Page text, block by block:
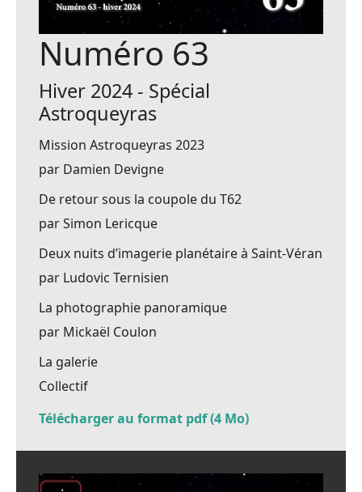
Numéro 63
Hiver 2024 - Spécial
Astroqueyras
Mission Astroqueyras 2023
par Damien Devigne
De retour sous la coupole du T62
par Simon Lericque
Deux nuits d’imagerie planétaire à Saint-Véran
par Ludovic Ternisien
La photographie panoramique
par Mickaël Coulon
La galerie
Collectif
Télécharger au format pdf (4 Mo)